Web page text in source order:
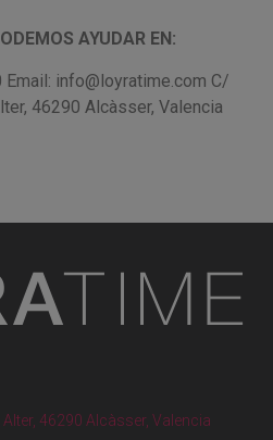
AYUDAR EN:
info@loyratime.com C/
46290 Alcàsser, Valencia
Alter, 46290 Alcàsser, Valencia